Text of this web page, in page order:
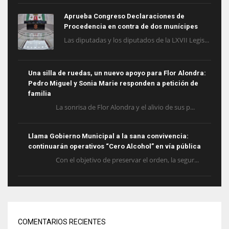
Aprueba Congreso Declaraciones de
Procedencia en contra de dos munícipes
Las diputadas y los diputados de la LXVII Legis...
Una silla de ruedas, un nuevo apoyo para Flor Alondra:
Pedro Miguel y Sonia Marie responden a petición de
familia
La sonrisa de Flor Alondra y el alivio de sus p...
Llama Gobierno Municipal a la sana convivencia:
continuarán operativos “Cero Alcohol” en vía pública
Con el objetivo de preservar el orden, la segur...
COMENTARIOS RECIENTES